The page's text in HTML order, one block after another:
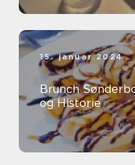
15. januar 2024
Brunch
og Historie